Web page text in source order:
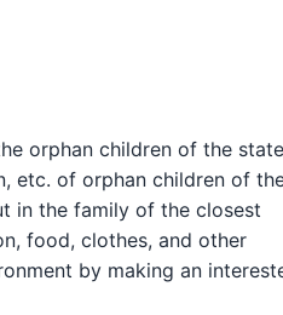
orphan children of the
etc. of orphan children of
in the family of the closest
food, clothes, and other
by making an